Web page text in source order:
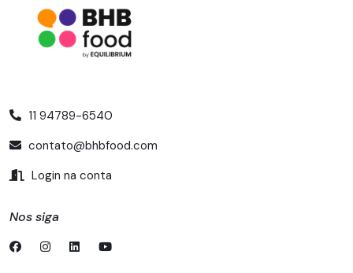
11 94789-6540
contato@bhbfood.com
Login na conta
Nos siga